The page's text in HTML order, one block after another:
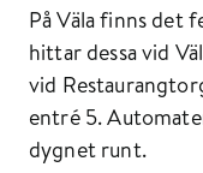
På Väla finns det
hittar dessa vid
vid
entré 5.
dygnet runt.